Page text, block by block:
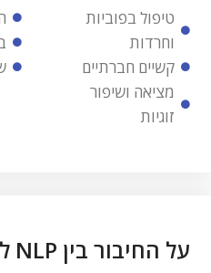
טיפול בפוביות
וחרדות
קשיים חברתיים
מציאה ושיפור
זוגיות
על החיבור בין NLP ל- גשטאלט